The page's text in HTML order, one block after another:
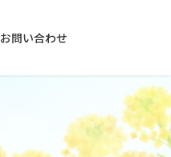
お問い合わせ